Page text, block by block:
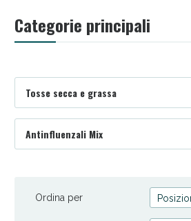
Categorie principali
Tosse secca e grassa
Antinfluenzali Mix
Ordina per
Anticellulite e Fanghi: Sconto